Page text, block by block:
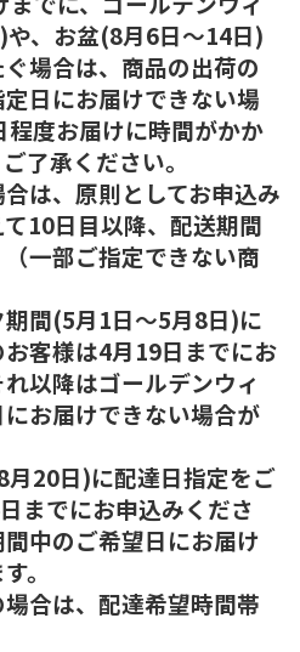
、お盆(8月6日～14日)
場合は、商品の出荷の
日にお届けできない場
度お届けに時間がかか
了承ください。
は、原則としてお申込み
10日目以降、配送期間
一部ご指定できない商
間(5月1日～5月8日)に
客様は4月19日までにお
以降はゴールデンウィ
お届けできない場合が
20日)に配達日指定をご
までにお申込みくださ
中のご希望日にお届け
。
合は、配達希望時間帯